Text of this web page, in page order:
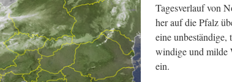
Tagesverlauf von
her auf die Pfalz
eine unbeständige,
windige und milde
ein.